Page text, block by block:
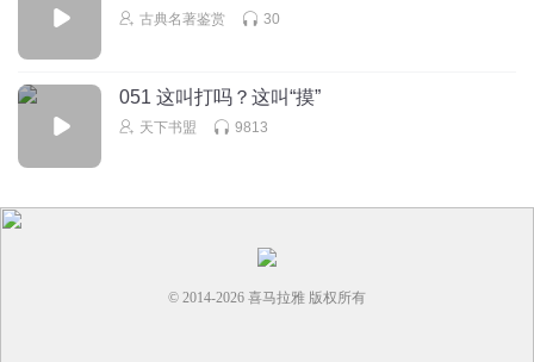
古典名著鉴赏 30
051 这叫打吗？这叫“摸”
天下书盟 9813
© 2014-2026 喜马拉雅 版权所有